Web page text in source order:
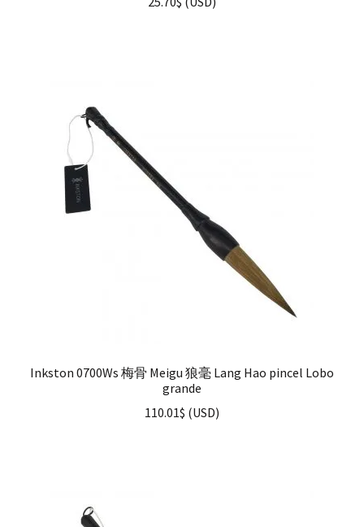
5.00
de 5
Inkston 0700Ws 梅骨 Meigu 狼毫 Lang Hao pincel Lobo
grande
110.01$ (USD)